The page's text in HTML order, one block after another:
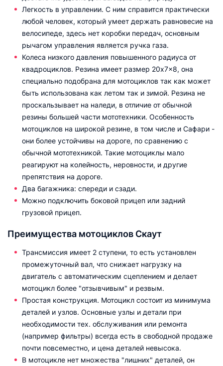
Легкость в управлении. С ним справится практически
любой человек, который умеет держать равновесие на
велосипеде, здесь нет коробки передач, основным
рычагом управления является ручка газа.
Колеса низкого давления повышенного радиуса от
квадроциклов. Резина имеет размер 20x7x8, она
специально подобрана для мотоциклов так как может
быть использована как летом так и зимой. Резина не
проскальзывает на наледи, в отличие от обычной
резины большей части мототехники. Особенность
мотоциклов на широкой резине, в том числе и Сафари -
они более устойчивы на дороге, по сравнению с
обычной мототехникой. Такие мотоциклы мало
реагируют на колейность, неровности, и другие
препятствия на дороге.
Два багажника: спереди и сзади.
Можно подключить боковой прицеп или задний
грузовой прицеп.
Преимущества мотоциклов Скаут
Трансмиссия имеет 2 ступени, то есть установлен
промежуточный вал, что снижает нагрузку на
двигатель с автоматическим сцеплением и делает
мотоцикл более "отзывчивым" и резвым.
Простая конструкция. Мотоцикл состоит из минимума
деталей и узлов. Основные узлы и детали при
необходимости тех. обслуживания или ремонта
(например фильтры) всегда есть в свободной продаже
почти повсеместно, и цена деталей невысока.
В мотоцикле нет множества "лишних" деталей, он